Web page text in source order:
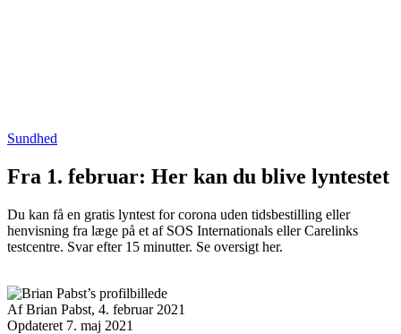
Sundhed
Fra 1. februar: Her kan du blive lyntestet
Du kan få en gratis lyntest for corona uden tidsbestilling eller
henvisning fra læge på et af SOS Internationals eller Carelinks
testcentre. Svar efter 15 minutter. Se oversigt her.
Af Brian Pabst, 4. februar 2021
Opdateret 7. maj 2021